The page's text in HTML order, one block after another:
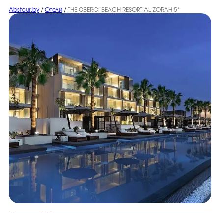
Abstour.by / Отели / THE OBEROI BEACH RESORT AL ZORAH 5*